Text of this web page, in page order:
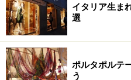
イタリア生ま
選
ポルタポルテ
う